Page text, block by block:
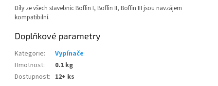
Díly ze všech stavebnic Boffin I, Boffin II, Boffin III jsou navzájem
kompatibilní.
Doplňkové parametry
Kategorie:
Vypínače
Hmotnost:
0.1 kg
Dostupnost: 12+ ks